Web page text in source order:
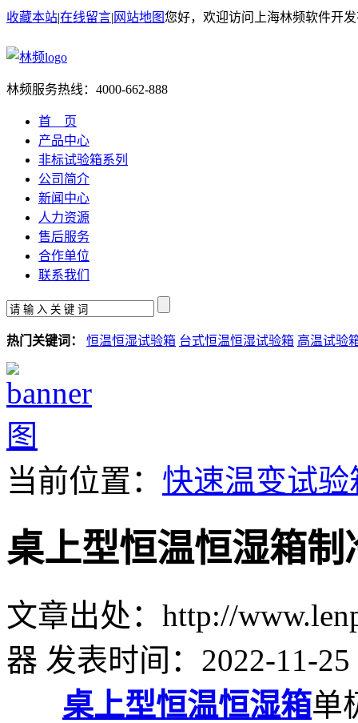
收藏本站|在线留言| 网站地图您好，欢迎访问上海林频软件开
林频服务热线： 4000-662-888
首 页
产品中心
非标试验箱系列
公司简介
新闻中心
人力资源
售后服务
合作单位
联系我们
热门关键词： 恒温恒湿试验箱 台式恒温恒湿试验箱 高温试验
当前位置： 快速温变试验
桌上型恒温恒湿箱制
文章出处：http://
器 发表时间：2022-11-25
桌上型恒温恒湿箱单